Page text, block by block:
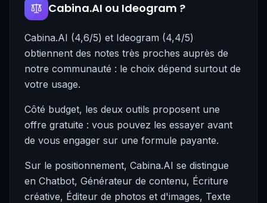
Cabina.AI ou Ideogram ?
Cabina.AI (4,6/5) et Ideogram (4,4/5)
obtiennent des notes très proches auprès de
notre communauté : le choix dépend surtout de
votre usage.
Côté budget, les deux outils proposent une
offre gratuite : vous pouvez les essayer avant
de vous engager sur une formule payante.
Sur le positionnement, Cabina.AI se distingue
en Chatbot, Générateur de contenu, Écriture
créative, Éditeur de photos et d'images, Texte